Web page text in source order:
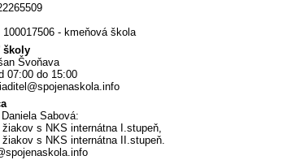
100017506 - kmeňová škola
školy
Švoňava
07:00 do 15:00
Daniela Sabová:
s NKS internátna I.stupeň,
žiakov s NKS internátna II.stupeň.